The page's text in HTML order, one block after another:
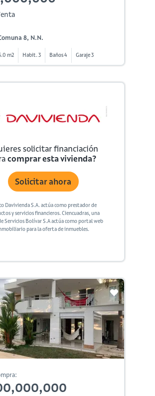
8, N.n.
m2 Habit. 3 Baños 4 Garaje 3
solicitar financiación
comprar esta vivienda?
Solicitar ahora
Davivienda S.A. actúa como prestador de
y servicios financieros. Ciencuadras, una
Servicios Bolívar S.A actúa como portal web
para la oferta de inmuebles.